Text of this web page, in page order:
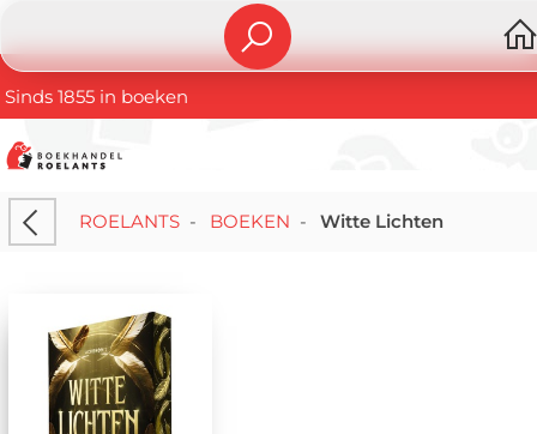
Sinds 1855 in boeken
ROELANTS- BOEKEN - Witte Lichten